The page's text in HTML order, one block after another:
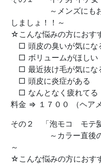
～メンズにもおす
しましょ！！～
☆こんな悩みの方におす
□ 頭皮の臭いが気にな
□ ボリュームがほしい
□ 最近抜け毛が気にな
□ 頭皮に炎症がある
□ なんとなく疲れてる
料金 ⇒ １７００ （ヘア
その２ 「泡モコ モテ
～カラー直後の地
～
☆こんな悩みの方におす